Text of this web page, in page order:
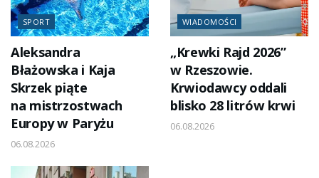
SPORT
Aleksandra
Błażowska i Kaja
Skrzek piąte
na mistrzostwach
Europy w Paryżu
06.08.2026
WIADOMOŚCI
„Krewki Rajd 2026”
w Rzeszowie.
Krwiodawcy oddali
blisko 28 litrów krwi
06.08.2026